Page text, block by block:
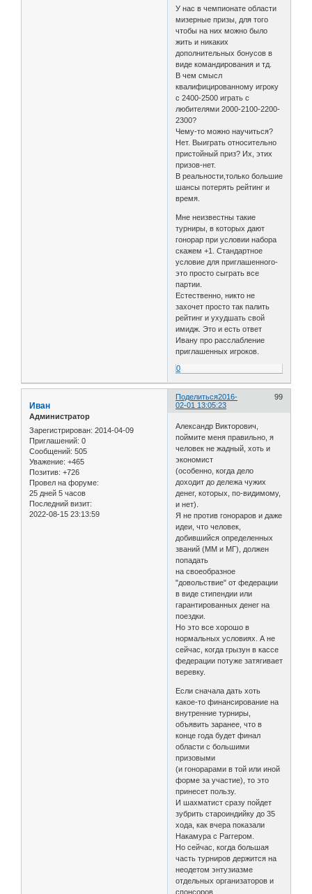
У нас в чемпионате области
мизерные призы, для того
чтобы на них можно было
жить и никаких
дополнительных бонусов в
виде командирования и тд.
В чем смысл
квалифицированному игроку
с 2400-2500 играть с
любителями 2000-2100-2200-
2300?
Чему-то можно научиться?
Нет. Выиграть относительно
пристойный приз? Их, этих
призов-нет.
В реальности,только большие
шансы потерять рейтинг и
время.
Мне неизвестны такие
турниры, в которых дают
гонорар при условии набора
скажем +1. Стандартное
условие для приглашенного-
это просто сыграть все
партии.
Естественно, никто не
захочет просто так палить
рейтинг и ухудшать свой
имидж. Это и есть ответ
Ивану про расслабление
приглашенных игроков.
0
Поделиться 99
2016-
02-01 13:05:23
Иван
Администратор
Зарегистрирован: 2014-04-09
Приглашений: 0
Сообщений: 505
Уважение: +465
Позитив: +726
Провел на форуме:
25 дней 5 часов
Последний визит:
2022-08-15 23:13:59
Александр Викторович,
поймите меня правильно, я
человек не жадный, хоть и
экономист
(особенно, когда дело
доходит до дележа чужих
денег, которых, по-видимому,
и нет).
Я не против гонораров и даже
идеи, что человек,
добившийся определенных
званий (ММ и МГ), должен
попадать
на своеобразное
"довольствие" от федерации
в виде стипендии или
гарантированных денег на
поездки.
Но это все хорошо в
нормальных условиях. А не
сейчас, когда грызун в кассе
федерации потуже затягивает
веревку.
Если сначала дать хоть
какое-то финансирование на
внутренние турниры,
объявить заранее, что в
конце года будет финал
области с большими
призовыми
(и гонорарами в той или иной
форме за участие), то это
принесет пользу.
И шахматист сразу пойдет
зубрить староиндийку до 35
хода, как вчера показали
Накамура с Раггером.
Но сейчас, когда большая
часть турниров держится на
неодетом энтузиазме
отдельных организаторов и
спонсоров